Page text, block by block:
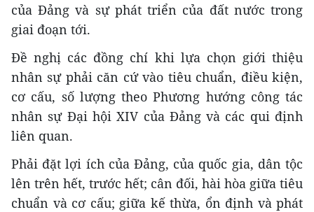
của Đảng và sự phát triển của đất nước trong
giai đoạn tới.
Đề nghị các đồng chí khi lựa chọn giới thiệu
nhân sự phải căn cứ vào tiêu chuẩn, điều kiện,
cơ cấu, số lượng theo Phương hướng công tác
nhân sự Đại hội XIV của Đảng và các qui định
liên quan.
Phải đặt lợi ích của Đảng, của quốc gia, dân tộc
lên trên hết, trước hết; cân đối, hài hòa giữa tiêu
chuẩn và cơ cấu; giữa kế thừa, ổn định và phát